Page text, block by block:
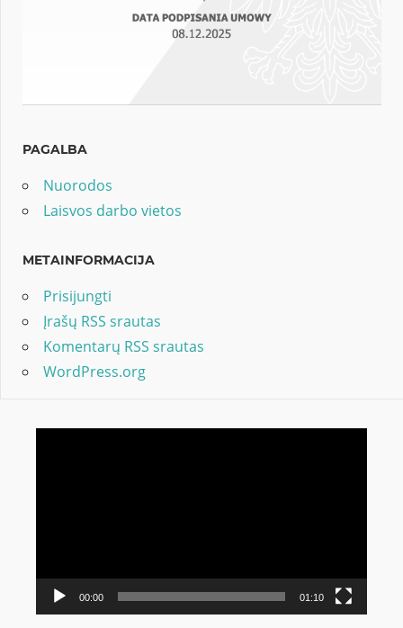
PAGALBA
Nuorodos
Laisvos darbo vietos
METAINFORMACIJA
Prisijungti
Įrašų RSS srautas
Komentarų RSS srautas
WordPress.org
00:00 01:10